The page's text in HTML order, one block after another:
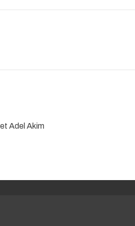
Adel Akim